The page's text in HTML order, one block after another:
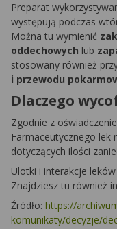
Preparat
występują podczas
Można tu wymienić
oddechowych lub
stosowany również
i przewodu
Dlaczego
Zgodnie z
Farmaceutycznego lek
dotyczących ilości
Ulotki i interakcje
Znajdziesz tu również
Źródło: https://
komunikaty/decyzje/